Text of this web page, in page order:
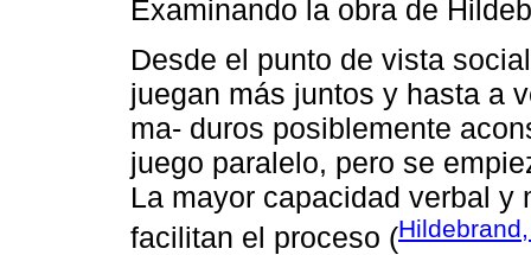
Examinando la obra de
Desde el punto de vista
juegan más juntos y hasta a
ma- duros posiblemente
juego paralelo, pero se
La mayor capacidad verbal y
facilitan el proceso (